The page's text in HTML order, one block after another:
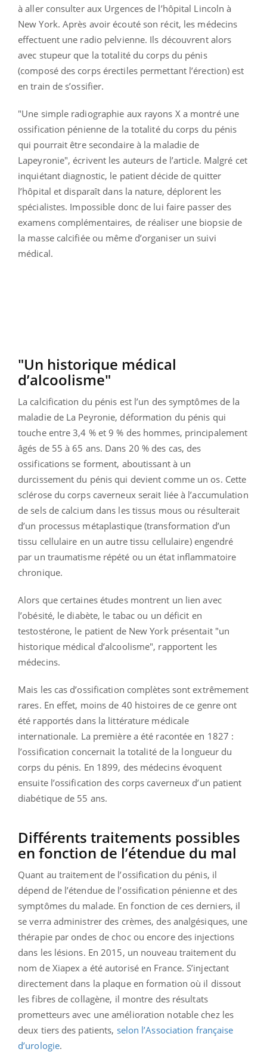
à aller consulter aux Urgences de l’hôpital Lincoln à
New York. Après avoir écouté son récit, les médecins
effectuent une radio pelvienne. Ils découvrent alors
avec stupeur que la totalité du corps du pénis
(composé des corps érectiles permettant l’érection) est
en train de s’ossifier.
"Une simple radiographie aux rayons X a montré une
ossification pénienne de la totalité du corps du pénis
qui pourrait être secondaire à la maladie de
Lapeyronie", écrivent les auteurs de l’article. Malgré cet
inquiétant diagnostic, le patient décide de quitter
l’hôpital et disparaît dans la nature, déplorent les
spécialistes. Impossible donc de lui faire passer des
examens complémentaires, de réaliser une biopsie de
la masse calcifiée ou même d’organiser un suivi
médical.
"Un historique médical
d’alcoolisme"
La calcification du pénis est l’un des symptômes de la
maladie de La Peyronie, déformation du pénis qui
touche entre 3,4 % et 9 % des hommes, principalement
âgés de 55 à 65 ans. Dans 20 % des cas, des
ossifications se forment, aboutissant à un
durcissement du pénis qui devient comme un os. Cette
sclérose du corps caverneux serait liée à l’accumulation
de sels de calcium dans les tissus mous ou résulterait
d’un processus métaplastique (transformation d’un
tissu cellulaire en un autre tissu cellulaire) engendré
par un traumatisme répété ou un état inflammatoire
chronique.
Alors que certaines études montrent un lien avec
l’obésité, le diabète, le tabac ou un déficit en
testostérone, le patient de New York présentait "un
historique médical d’alcoolisme", rapportent les
médecins.
Mais les cas d’ossification complètes sont extrêmement
rares. En effet, moins de 40 histoires de ce genre ont
été rapportés dans la littérature médicale
internationale. La première a été racontée en 1827 :
l’ossification concernait la totalité de la longueur du
corps du pénis. En 1899, des médecins évoquent
ensuite l’ossification des corps caverneux d’un patient
diabétique de 55 ans.
Différents traitements possibles
en fonction de l’étendue du mal
Quant au traitement de l’ossification du pénis, il
dépend de l’étendue de l’ossification pénienne et des
symptômes du malade. En fonction de ces derniers, il
se verra administrer des crèmes, des analgésiques, une
thérapie par ondes de choc ou encore des injections
dans les lésions. En 2015, un nouveau traitement du
nom de Xiapex a été autorisé en France. S’injectant
directement dans la plaque en formation où il dissout
les fibres de collagène, il montre des résultats
prometteurs avec une amélioration notable chez les
deux tiers des patients, selon l’Association française
d’urologie.